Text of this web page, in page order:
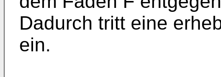
Dadurch tritt eine
ein.